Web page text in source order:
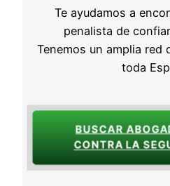
Te ayudamos a
penalista de
Tenemos un amplia red
toda
BUSCAR
CONTRA LA